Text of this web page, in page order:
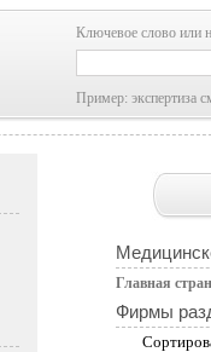
Ключевое слово или
Пример: экспертиза
Главная
Фирмы